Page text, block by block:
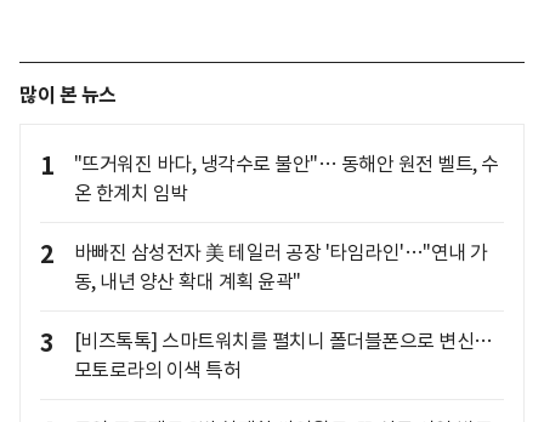
많이 본 뉴스
1
"뜨거워진 바다, 냉각수로 불안"… 동해안 원전 벨트, 수
온 한계치 임박
2
바빠진 삼성전자 美 테일러 공장 '타임라인'…"연내 가
동, 내년 양산 확대 계획 윤곽"
3
[비즈톡톡] 스마트워치를 펼치니 폴더블폰으로 변신…
모토로라의 이색 특허